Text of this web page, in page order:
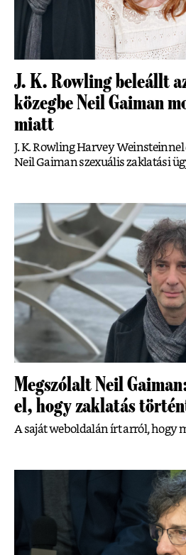
J. K. Rowling beleállt
közegbe Neil Gaiman
miatt
J. K. Rowling Harvey Weinsteinnel
Neil Gaiman szexuális zaklatási
Megszólalt Neil
el, hogy zaklatás
A saját weboldalán írt arról, hogy